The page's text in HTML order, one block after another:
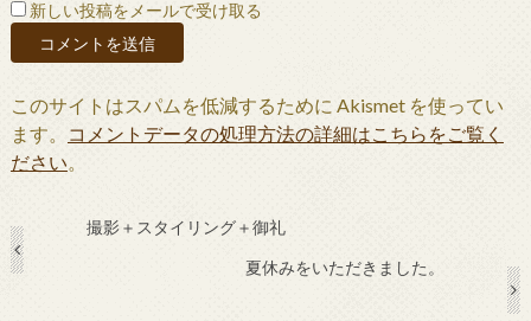
新しい投稿をメールで受け取る
このサイトはスパムを低減するために Akismet を使ってい
ます。
コメントデータの処理方法の詳細はこちらをご覧く
ださい。
撮影＋スタイリング＋御礼
夏休みをいただきました。